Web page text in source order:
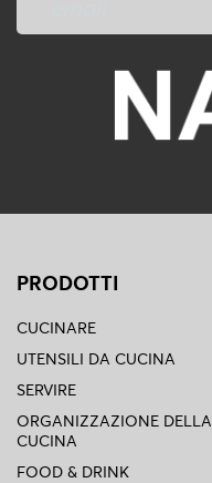
PRODOTTI
CUCINARE
UTENSILI DA CUCINA
SERVIRE
ORGANIZZAZIONE DELLA
CUCINA
FOOD & DRINK